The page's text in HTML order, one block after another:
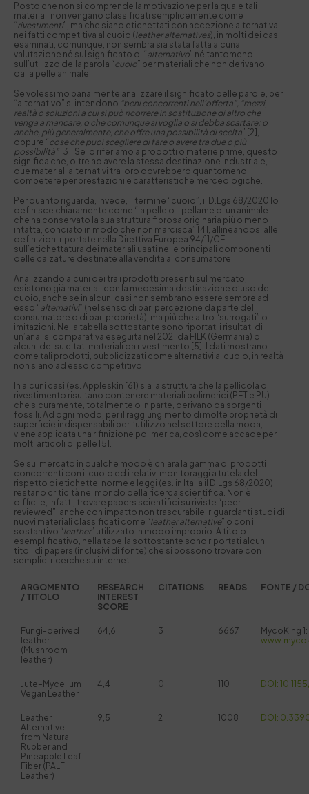
Posto che non si comprende la motivazione per la quale tali
materiali non vengano classificati semplicemente come
“rivestimenti”, ma che siano etichettati con accezione alternativa
nei fatti competitiva al cuoio (leather alternatives), in molti dei casi
esaminati, comunque, non sembra sia stata fatta alcuna
valutazione né sul significato di “alternativo” né tantomeno
sull’utilizzo della parola “cuoio” per materiali che non derivano
dalla pelle animale.
Se volessimo banalmente analizzare il significato delle parole, per
“alternativo” si intendono “beni concorrenti nell’offerta”, “mezzi,
realtà o soluzioni a cui si può ricorrere in sostituzione di altro che
venga a mancare, o che comunque si voglia o si debba scartare; o
anche, più generalmente, che offre una possibilità di scelta” [2],
oppure “cose che puoi scegliere di fare o avere tra due o più
possibilità” [3]. Se lo riferiamo a prodotti o materie prime, questo
significa che, oltre ad avere la stessa destinazione industriale,
due materiali alternativi tra loro dovrebbero quantomeno
competere per prestazioni e caratteristiche merceologiche.
Per quanto riguarda, invece, il termine “cuoio”, il D.Lgs 68/2020 lo
definisce chiaramente come “la pelle o il pellame di un animale
che ha conservato la sua struttura fibrosa originaria più o meno
intatta, conciato in modo che non marcisca” [4], allineandosi alle
definizioni riportate nella Direttiva Europea 94/11/CE
sull’etichettatura dei materiali usati nelle principali componenti
delle calzature destinate alla vendita al consumatore.
Analizzando alcuni dei tra i prodotti presenti sul mercato,
esistono già materiali con la medesima destinazione d’uso del
cuoio, anche se in alcuni casi non sembrano essere sempre ad
esso “alternativi” (nel senso di pari percezione da parte del
consumatore o di pari proprietà), ma più che altro “surrogati” o
imitazioni. Nella tabella sottostante sono riportati i risultati di
un’analisi comparativa eseguita nel 2021 da FILK (Germania) di
alcuni dei su citati materiali da rivestimento [5]. I dati mostrano
come tali prodotti, pubblicizzati come alternativi al cuoio, in realtà
non siano ad esso competitivo.
In alcuni casi (es. Appleskin [6]) sia la struttura che la pellicola di
rivestimento risultano contenere materiali polimerici (PET e PU)
che sicuramente, totalmente o in parte, derivano da sorgenti
fossili. Ad ogni modo, per il raggiungimento di molte proprietà di
superficie indispensabili per l’utilizzo nel settore della moda,
viene applicata una rifinizione polimerica, così come accade per
molti articoli di pelle [5].
Se sul mercato in qualche modo è chiara la gamma di prodotti
concorrenti con il cuoio ed i relativi monitoraggi a tutela del
rispetto di etichette, norme e leggi (es. in Italia il D.Lgs 68/2020)
restano criticità nel mondo della ricerca scientifica. Non è
difficile, infatti, trovare papers scientifici su riviste “peer
reviewed”, anche con impatto non trascurabile, riguardanti studi di
nuovi materiali classificati come “leather alternative” o con il
sostantivo “leather” utilizzato in modo improprio. A titolo
esemplificativo, nella tabella sottostante sono riportati alcuni
titoli di papers (inclusivi di fonte) che si possono trovare con
semplici ricerche su internet.
ARGOMENTO
/ TITOLO
RESEARCH
INTEREST
SCORE
CITATIONS READS FONTE /
Fungi-derived
leather
(Mushroom
leather)
64,6 3 6667
MycoKing
Jute–Mycelium
Vegan Leather
4,4 0 110 DOI:
Leather
Alternative
from Natural
Rubber and
Pineapple Leaf
Fiber (PALF
Leather)
9,5 2 1008 DOI: